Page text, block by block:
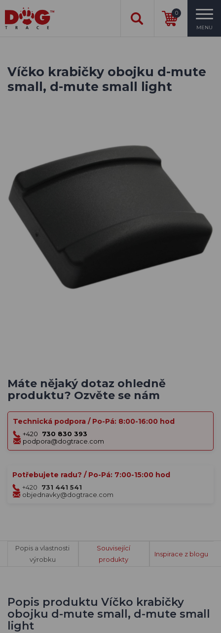
0
MENU
Víčko krabičky obojku d-mute
small, d-mute small light
Máte nějaký dotaz ohledně
produktu? Ozvěte se nám
Technická podpora / Po-Pá: 8:00-16:00 hod
+420
730 830 393
podpora@dogtrace.com
Potřebujete radu? / Po-Pá: 7:00-15:00 hod
+420
731 441 541
objednavky@dogtrace.com
Popis a vlastnosti
výrobku
Související
produkty
Inspirace z blogu
Popis produktu Víčko krabičky
obojku d-mute small, d-mute small
light